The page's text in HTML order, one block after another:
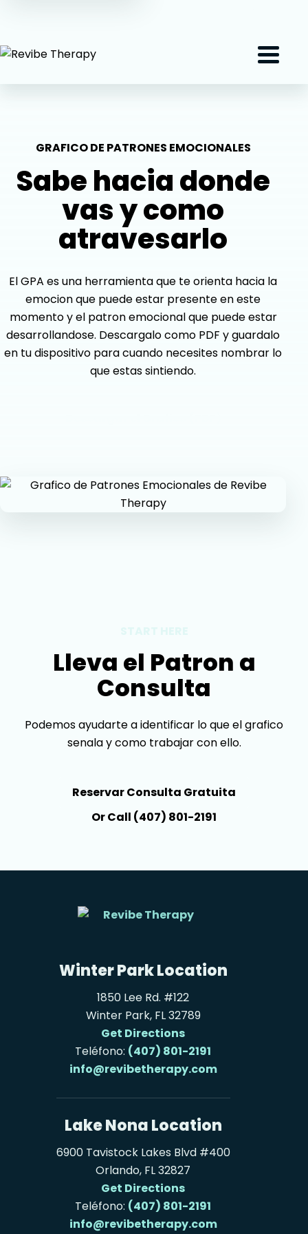
GRAFICO DE PATRONES EMOCIONALES
Sabe hacia donde
vas y como
atravesarlo
El GPA es una herramienta que te orienta hacia la
emocion que puede estar presente en este
momento y el patron emocional que puede estar
desarrollandose. Descargalo como PDF y guardalo
en tu dispositivo para cuando necesites nombrar lo
que estas sintiendo.
Lleva el Patron a
Consulta
Podemos ayudarte a identificar lo que el grafico
senala y como trabajar con ello.
Reservar Consulta Gratuita
Or Call (407) 801-2191
Winter Park Location
1850 Lee Rd. #122
Winter Park, FL 32789
Get Directions
Teléfono: (407) 801-2191
info@revibetherapy.com
Lake Nona Location
6900 Tavistock Lakes Blvd #400
Orlando, FL 32827
Get Directions
Teléfono: (407) 801-2191
info@revibetherapy.com